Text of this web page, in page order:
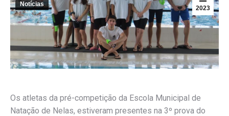
2023
Notícias
Os atletas da pré-competição da Escola Municipal de
Natação de Nelas, estiveram presentes na 3º prova do